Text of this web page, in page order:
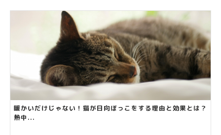
暖かいだけじゃない！猫が日向ぼっこをする理由と効果とは？
熱中...